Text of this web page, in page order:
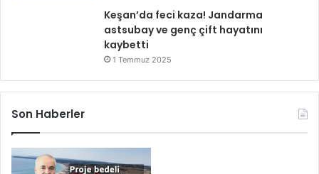
Keşan’da feci kaza! Jandarma
astsubay ve genç çift hayatını
kaybetti
1 Temmuz 2025
Son Haberler